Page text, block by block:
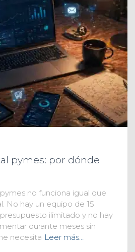
pymes: por dónde
no funciona igual que
No hay un equipo de 15
ilimitado y no hay
durante meses sin
necesita Leer más…